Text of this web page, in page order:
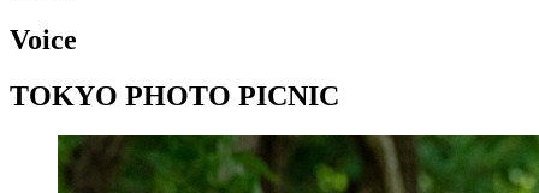
Voice
TOKYO PHOTO PICNIC